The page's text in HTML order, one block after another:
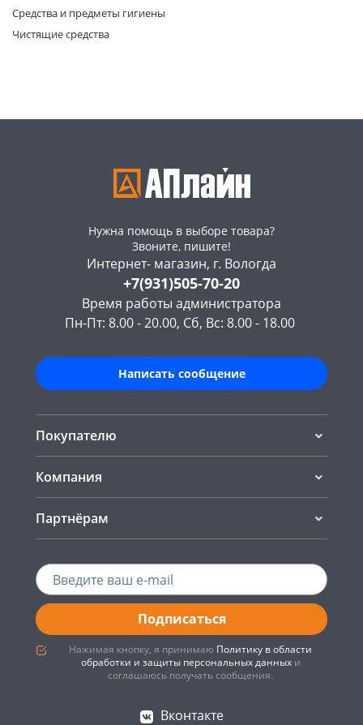
Средства и предметы гигиены
Чистящие средства
Нужна помощь в выборе товара?
Звоните, пишите!
Интернет- магазин, г. Вологда
+7(931)505-70-20
Время работы администратора
Пн-Пт: 8.00 - 20.00, Сб, Вс: 8.00 - 18.00
Написать сообщение
Покупателю
Компания
Партнёрам
Подписаться
Нажимая кнопку, я принимаю Политику в области
обработки и защиты персональных данныхи
соглашаюсь получать сообщения.
Вконтакте
раз в 2 недели